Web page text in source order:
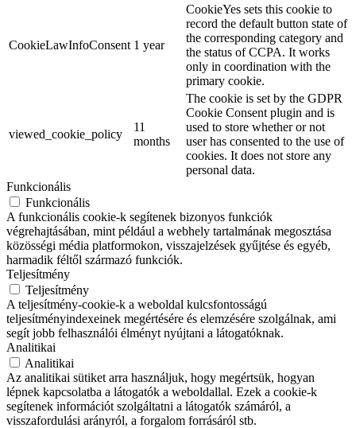
CookieLawInfoConsent 1 year
CookieYes sets this cookie to
record the default button state of
the corresponding category and
the status of CCPA. It works
only in coordination with the
primary cookie.
viewed_cookie_policy
11
months
The cookie is set by the GDPR
Cookie Consent plugin and is
used to store whether or not
user has consented to the use of
cookies. It does not store any
personal data.
Funkcionális
Funkcionális
A funkcionális cookie-k segítenek bizonyos funkciók
végrehajtásában, mint például a webhely tartalmának megosztása
közösségi média platformokon, visszajelzések gyűjtése és egyéb,
harmadik féltől származó funkciók.
Teljesítmény
Teljesítmény
A teljesítmény-cookie-k a weboldal kulcsfontosságú
teljesítményindexeinek megértésére és elemzésére szolgálnak, ami
segít jobb felhasználói élményt nyújtani a látogatóknak.
Analitikai
Analitikai
Az analitikai sütiket arra használjuk, hogy megértsük, hogyan
lépnek kapcsolatba a látogatók a weboldallal. Ezek a cookie-k
segítenek információt szolgáltatni a látogatók számáról, a
visszafordulási arányról, a forgalom forrásáról stb.